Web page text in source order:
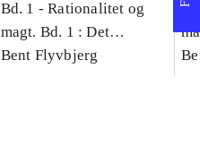
Bd. 1 -Rationalitet og
magt. Bd. 1 : Det
konkretes videnskab
Bent Flyvbjerg